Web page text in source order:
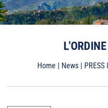
Home | News| PRESS